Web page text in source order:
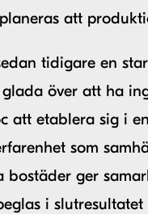
att
tidigare en
över att ha
att etablera sig i
som
bostäder ger
i